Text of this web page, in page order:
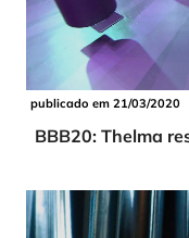
publicado em 21/03/2020
BBB20: Thelma